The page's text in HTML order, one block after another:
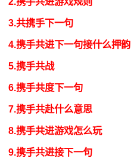
3.共携手下一句
4.携手共进下一句接什么押韵
5.携手共战
6.携手共度下一句
7.携手共赴什么意思
8.携手共进游戏怎么玩
9.携手共进接下一句